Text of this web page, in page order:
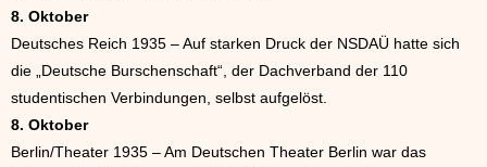
8. Oktober
Deutsches Reich 1935 – Auf starken Druck der NSDAÜ hatte sich
die „Deutsche Burschenschaft“, der Dachverband der 110
studentischen Verbindungen, selbst aufgelöst.
8. Oktober
Berlin/Theater 1935 – Am Deutschen Theater Berlin war das